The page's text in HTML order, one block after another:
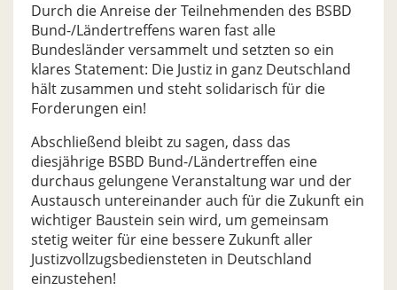
Durch die Anreise der Teilnehmenden des BSBD
Bund-/Ländertreffens waren fast alle
Bundesländer versammelt und setzten so ein
klares Statement: Die Justiz in ganz Deutschland
hält zusammen und steht solidarisch für die
Forderungen ein!
Abschließend bleibt zu sagen, dass das
diesjährige BSBD Bund-/Ländertreffen eine
durchaus gelungene Veranstaltung war und der
Austausch untereinander auch für die Zukunft ein
wichtiger Baustein sein wird, um gemeinsam
stetig weiter für eine bessere Zukunft aller
Justizvollzugsbediensteten in Deutschland
einzustehen!